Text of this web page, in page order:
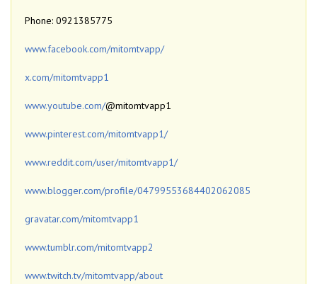
Phone: 0921385775
www.facebook.com/mitomtvapp/
x.com/mitomtvapp1
www.youtube.com/@mitomtvapp1
www.pinterest.com/mitomtvapp1/
www.reddit.com/user/mitomtvapp1/
www.blogger.com/profile/04799553684402062085
gravatar.com/mitomtvapp1
www.tumblr.com/mitomtvapp2
www.twitch.tv/mitomtvapp/about